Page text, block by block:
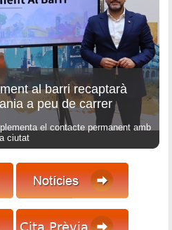
al barri recaptarà
a peu de carrer
el contacte permanent amb
ciutat